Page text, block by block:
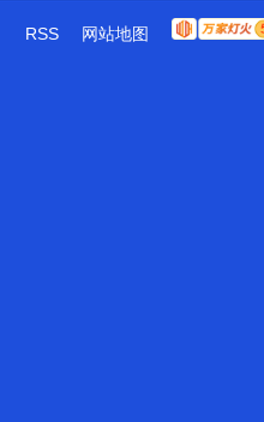
RSS 网站地图